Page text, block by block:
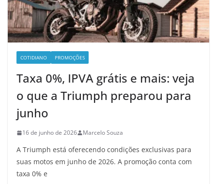
COTIDIANO PROMOÇÕES
Taxa 0%, IPVA grátis e mais: veja
o que a Triumph preparou para
junho
16 de junho de 2026 Marcelo Souza
A Triumph está oferecendo condições exclusivas para
suas motos em junho de 2026. A promoção conta com
taxa 0% e